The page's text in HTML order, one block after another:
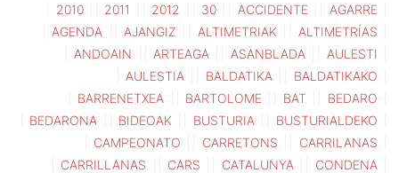
2010
2011 2012 30 ACCIDENTE
AGARRE
AGENDA
AJANGIZ ALTIMETRIAK
ALTIMETRÍAS
ANDOAIN
ARTEAGA ASANBLADA
AULESTI
AULESTIA
BALDATIKA
BALDATIKAKO
BARRENETXEA
BARTOLOME BAT
BEDARO
BEDARONA
BIDEOAK BUSTURIA
BUSTURIALDEKO
CAMPEONATO
CARRETONS
CARRILANAS
CARRILLANAS
CARS CATALUNYA
CONDENA